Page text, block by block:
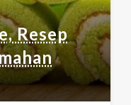
Resep